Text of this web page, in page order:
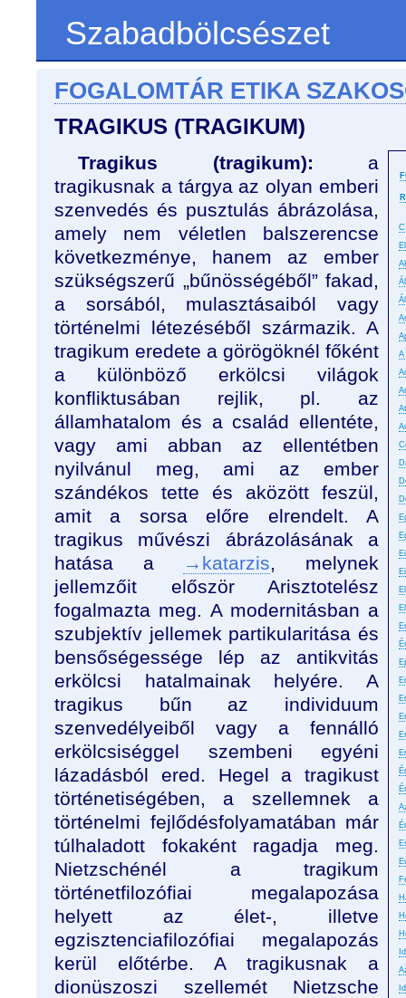
Szabadbölcsészet
FOGALOMTÁR ETIKA
TRAGIKUS (TRAGIKUM)
A
Tragikus (tragikum): a
tragikusnak a tárgya az olyan emberi
szenvedés és pusztulás ábrázolása,
amely nem véletlen balszerencse
következménye, hanem az ember
szükségszerű „bűnösségéből” fakad,
a sorsából, mulasztásaiból vagy
történelmi létezéséből származik. A
tragikum eredete a görögöknél főként
a különböző erkölcsi világok
konfliktusában rejlik, pl. az
államhatalom és a család ellentéte,
vagy ami abban az ellentétben
nyilvánul meg, ami az ember
szándékos tette és aközött feszül,
amit a sorsa előre elrendelt. A
tragikus művészi ábrázolásának a
hatása a
→katarzis, melynek
jellemzőit először Arisztotelész
fogalmazta meg. A modernitásban a
szubjektív jellemek partikularitása és
bensőségessége lép az antikvitás
erkölcsi hatalmainak helyére. A
tragikus bűn az individuum
szenvedélyeiből vagy a fennálló
erkölcsiséggel szembeni egyéni
lázadásból ered. Hegel a tragikust
történetiségében, a szellemnek a
történelmi fejlődésfolyamatában már
túlhaladott fokaként ragadja meg.
Nietzschénél a tragikum
történetfilozófiai megalapozása
helyett az élet-, illetve
egzisztenciafilozófiai megalapozás
kerül előtérbe. A tragikusnak a
dionüszoszi szellemét Nietzsche